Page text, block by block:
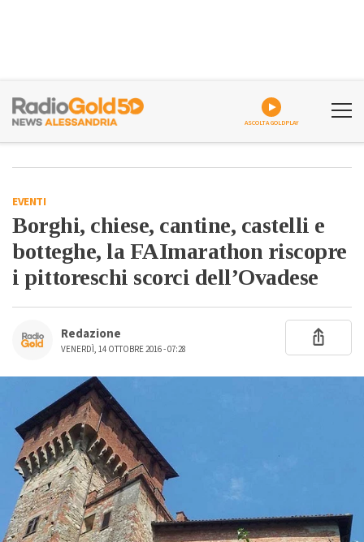
ASCOLTA GOLDPLAY
EVENTI
Borghi, chiese, cantine, castelli e
botteghe, la FAImarathon riscopre
i pittoreschi scorci dell’Ovadese
Redazione
VENERDÌ, 14 OTTOBRE 2016 - 07:28